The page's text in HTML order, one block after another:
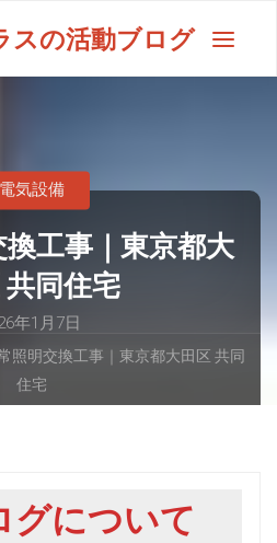
スの活動ブログ
換工事｜東京都大
共同住宅
年1月7日
電気設備
照明交換工事｜東京都大田区 共同
住宅
グについて